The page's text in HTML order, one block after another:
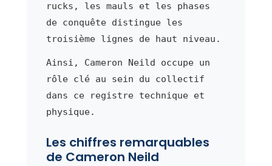
rucks, les mauls et les phases
de conquête distingue les
troisième lignes de haut niveau.
Ainsi, Cameron Neild occupe un
rôle clé au sein du collectif
dans ce registre technique et
physique.
Les chiffres remarquables
de Cameron Neild